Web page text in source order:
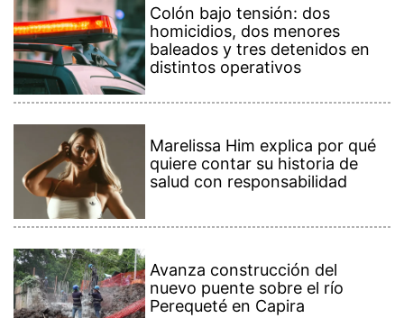
Colón bajo tensión: dos
homicidios, dos menores
baleados y tres detenidos en
distintos operativos
Marelissa Him explica por qué
quiere contar su historia de
salud con responsabilidad
Avanza construcción del
nuevo puente sobre el río
Perequeté en Capira